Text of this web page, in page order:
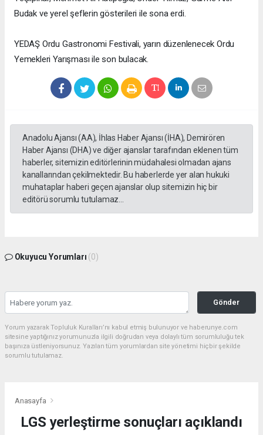
Budak ve yerel şeflerin gösterileri ile sona erdi.
YEDAŞ Ordu Gastronomi Festivali, yarın düzenlenecek Ordu
Yemekleri Yarışması ile son bulacak.
Anadolu Ajansı (AA), İhlas Haber Ajansı (İHA), Demirören
Haber Ajansı (DHA) ve diğer ajanslar tarafından eklenen tüm
haberler, sitemizin editörlerinin müdahalesi olmadan ajans
kanallarından çekilmektedir. Bu haberlerde yer alan hukuki
muhataplar haberi geçen ajanslar olup sitemizin hiç bir
editörü sorumlu tutulamaz...
Okuyucu Yorumları (0)
Gönder
Yorum yazarak Topluluk Kuralları’nı kabul etmiş bulunuyor ve haberunye.com
sitesine yaptığınız yorumunuzla ilgili doğrudan veya dolaylı tüm sorumluluğu tek
başınıza üstleniyorsunuz. Yazılan tüm yorumlardan site yönetimi hiçbir şekilde
sorumlu tutulamaz.
Anasayfa
LGS yerleştirme sonuçları açıklandı